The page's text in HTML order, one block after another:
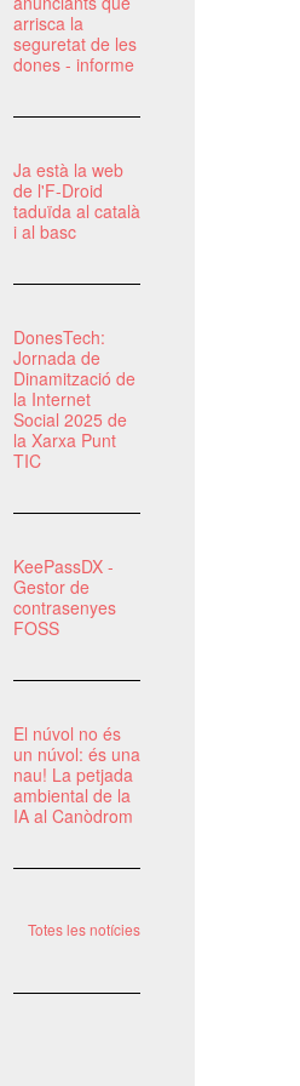
arrisca la
seguretat de les
dones - informe
Ja està la web
de l'F-Droid
taduïda al català
i al basc
DonesTech:
Jornada de
Dinamització de
la Internet
Social 2025 de
la Xarxa Punt
TIC
KeePassDX -
Gestor de
contrasenyes
FOSS
El núvol no és
un núvol: és una
nau! La petjada
ambiental de la
IA al Canòdrom
Totes les notícies